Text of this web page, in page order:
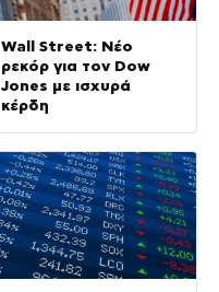
Wall Street: Νέο
ρεκόρ για τον Dow
Jones με ισχυρά
κέρδη